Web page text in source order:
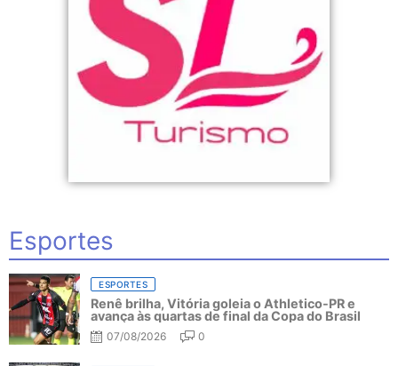
Esportes
ESPORTES
Renê brilha, Vitória goleia o Athletico-PR e
avança às quartas de final da Copa do Brasil
07/08/2026 0